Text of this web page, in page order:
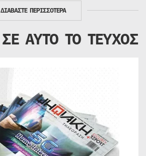
ΔΙΑΒΑΣΤΕ ΠΕΡΙΣΣΟΤΕΡΑ
ΣΕ ΑΥΤΟ ΤΟ ΤΕΥΧΟΣ